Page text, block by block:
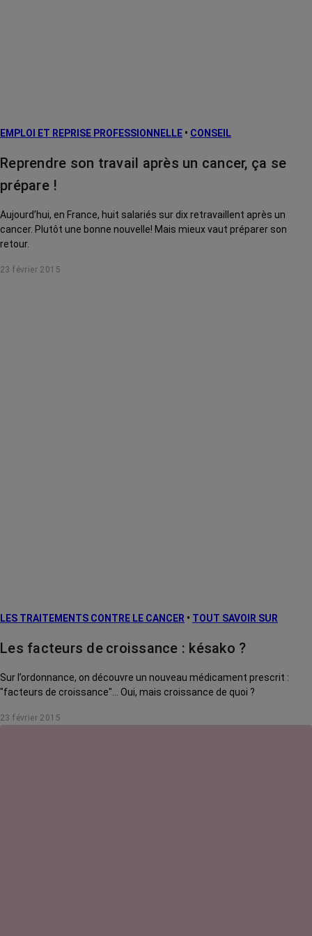
EMPLOI ET REPRISE PROFESSIONNELLE • CONSEIL
Reprendre son travail après un cancer, ça se
prépare !
Aujourd’hui, en France, huit salariés sur dix retravaillent après un
cancer. Plutôt une bonne nouvelle! Mais mieux vaut préparer son
retour.
23 février 2015
LES TRAITEMENTS CONTRE LE CANCER • TOUT SAVOIR SUR
Les facteurs de croissance : késako ?
Sur l’ordonnance, on découvre un nouveau médicament prescrit :
"facteurs de croissance"… Oui, mais croissance de quoi ?
23 février 2015